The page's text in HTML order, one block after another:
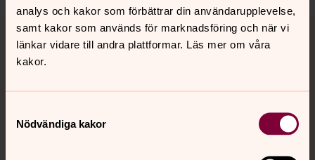
analys och kakor som förbättrar din användarupplevelse,
samt kakor som används för marknadsföring och när vi
länkar vidare till andra plattformar. Läs mer om våra
kakor.
Nödvändiga kakor
Tillbaka till toppen
Tillbaka till innehållet
Kontakt